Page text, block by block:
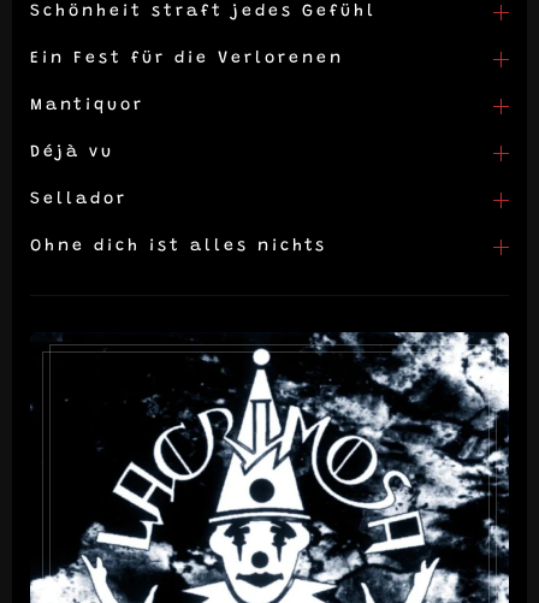
Schönheit straft jedes Gefühl
Ein Fest für die Verlorenen
Mantiquor
Déjà vu
Sellador
Ohne dich ist alles nichts